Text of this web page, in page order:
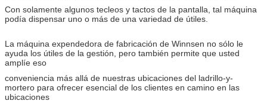
Con solamente algunos tecleos y tactos de la pantalla, tal máquina
podía dispensar uno o más de una variedad de útiles.
La máquina expendedora de fabricación de Winnsen no sólo le
ayuda los útiles de la gestión, pero también permite que usted
amplíe eso
conveniencia más allá de nuestras ubicaciones del ladrillo-y-
mortero para ofrecer esencial de los clientes en camino en las
ubicaciones